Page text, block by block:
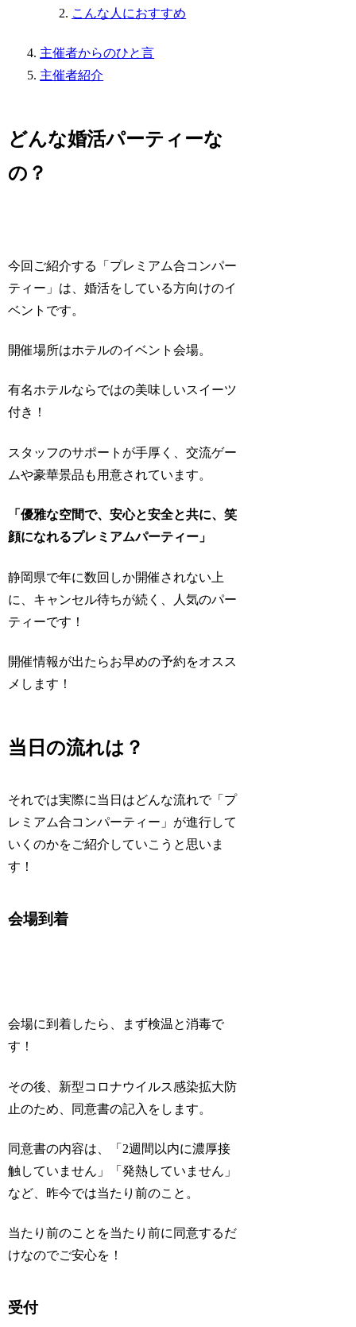
こんな人におすすめ
主催者からのひと言
主催者紹介
どんな婚活パーティーな
の？
今回ご紹介する「プレミアム合コンパー
ティー」は、婚活をしている方向けのイ
ベントです。
開催場所はホテルのイベント会場。
有名ホテルならではの美味しいスイーツ
付き！
スタッフのサポートが手厚く、交流ゲー
ムや豪華景品も用意されています。
「優雅な空間で、安心と安全と共に、笑
顔になれるプレミアムパーティー」
静岡県で年に数回しか開催されない上
に、キャンセル待ちが続く、人気のパー
ティーです！
開催情報が出たらお早めの予約をオスス
メします！
当日の流れは？
それでは実際に当日はどんな流れで「プ
レミアム合コンパーティー」が進行して
いくのかをご紹介していこうと思いま
す！
会場到着
会場に到着したら、まず検温と消毒で
す！
その後、新型コロナウイルス感染拡大防
止のため、同意書の記入をします。
同意書の内容は、「2週間以内に濃厚接
触していません」「発熱していません」
など、昨今では当たり前のこと。
当たり前のことを当たり前に同意するだ
けなのでご安心を！
受付